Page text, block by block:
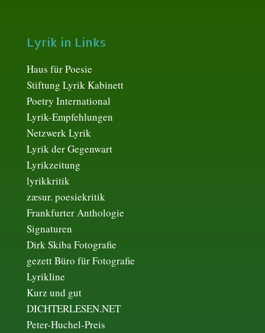
Lyrik in Links
Haus für Poesie
Stiftung Lyrik Kabinett
Poetry International
Lyrik-Empfehlungen
Netzwerk Lyrik
Lyrik der Gegenwart
Lyrikzeitung
lyrikkritik
zæsur. poesiekritik
Frankfurter Anthologie
Signaturen
Dirk Skiba Fotografie
gezett Büro für Fotografie
Lyrikline
Kurz und gut
DICHTERLESEN.NET
Peter-Huchel-Preis